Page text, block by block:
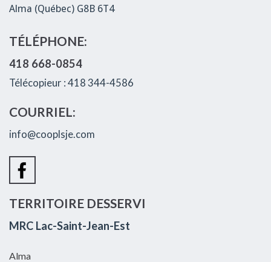
Alma (Québec) G8B 6T4
TÉLÉPHONE:
418 668-0854
Télécopieur : 418 344-4586
COURRIEL:
info@cooplsje.com
TERRITOIRE DESSERVI
MRC Lac-Saint-Jean-Est
Alma